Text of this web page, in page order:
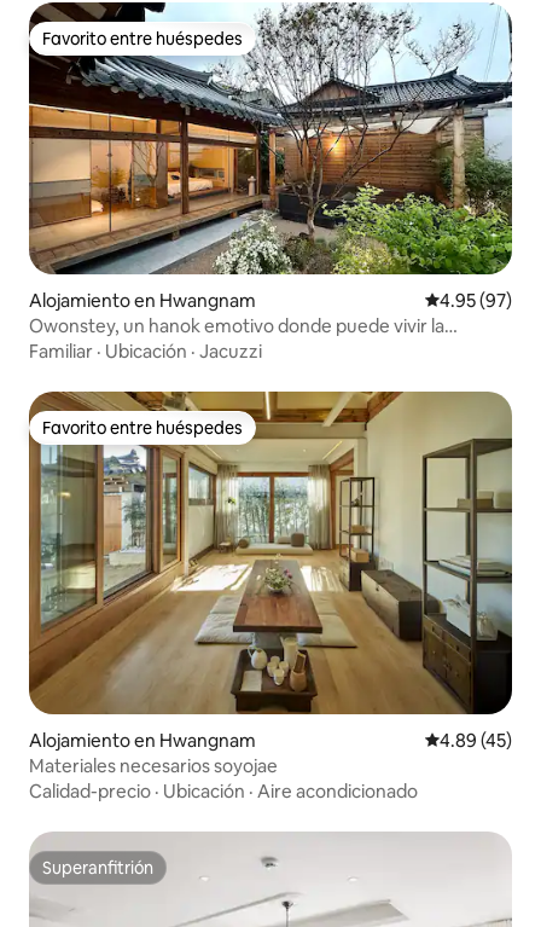
Favorito entre huéspedes
Favorito entre huéspedes
Alojamiento en Hwangnam Calificación
4.95 (97)
Owonstey, un hanok emotivo donde puede vivir la
experiencia única de tocar personalmente el kayageum,
Familiar · Ubicación · Jacuzzi
Favorito entre huéspedes
Favorito entre huéspedes
Alojamiento en Hwangnam Calificación
4.89 (45)
Materiales necesarios soyojae
Calidad-precio · Ubicación · Aire acondicionado
Superanfitrión
Superanfitrión